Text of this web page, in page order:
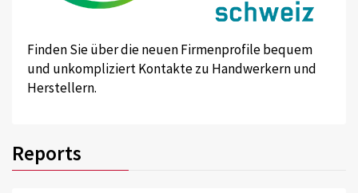
Finden Sie über die neuen Firmenprofile bequem
und unkompliziert Kontakte zu Handwerkern und
Herstellern.
Reports